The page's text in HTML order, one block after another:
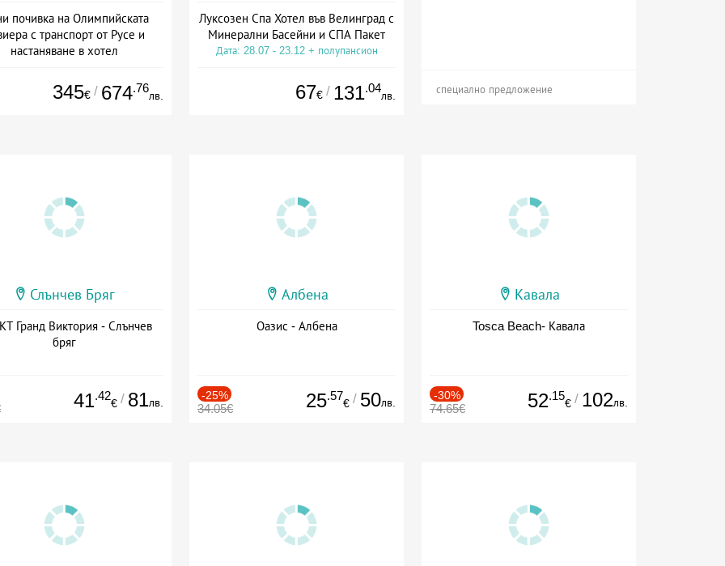
почивка на Олимпийската
с транспорт от Русе и
настаняване в хотел
345€ / 674.76
лв.
Луксозен Спа Хотел във Велинград с
Минерални Басейни и СПА Пакет
Дата: 28.07 - 23.12 + полупансион
67€ / 131.04
лв. специално предложение
Слънчев Бряг
Гранд Виктория - Слънчев
бряг
41.42
€ / 81лв.
Албена
Оазис - Албена
-25%
34.05€ 25.57
€ / 50лв.
Кавала
Tosca Beach- Кавала
-30%
74.65€ 52.15
€ / 102лв.